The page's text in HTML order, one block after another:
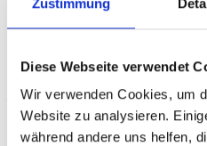
Diese Webseite verwendet
Wir verwenden Cookies, um
Website zu analysieren.
während andere uns helfen,
Dr. rer. nat.